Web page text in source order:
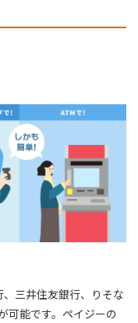
三井住友銀行、りそな
可能です。ペイジーの